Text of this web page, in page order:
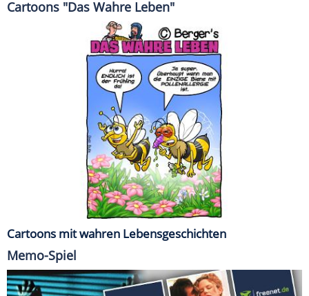
Cartoons "Das Wahre Leben"
Cartoons mit wahren Lebensgeschichten
Memo-Spiel